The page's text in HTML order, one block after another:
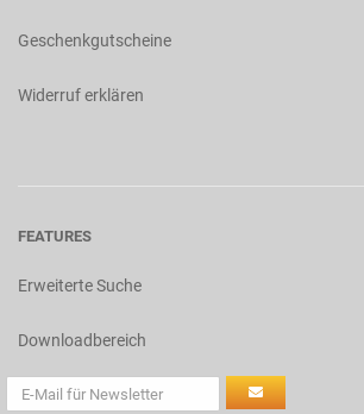
Geschenkgutscheine
Widerruf erklären
FEATURES
Erweiterte Suche
Downloadbereich